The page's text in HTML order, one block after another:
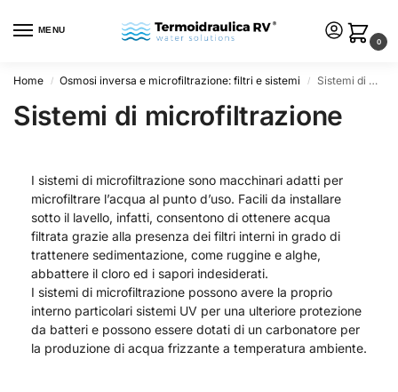
MENU
0
Home / Osmosi inversa e microfiltrazione: filtri e sistemi / Sistemi di microfiltrazione
Sistemi di microfiltrazione
I sistemi di microfiltrazione sono macchinari adatti per
microfiltrare l’acqua al punto d’uso. Facili da installare
sotto il lavello, infatti, consentono di ottenere acqua
filtrata grazie alla presenza dei filtri interni in grado di
trattenere sedimentazione, come ruggine e alghe,
abbattere il cloro ed i sapori indesiderati.
I sistemi di microfiltrazione possono avere la proprio
interno particolari sistemi UV per una ulteriore protezione
da batteri e possono essere dotati di un carbonatore per
la produzione di acqua frizzante a temperatura ambiente.